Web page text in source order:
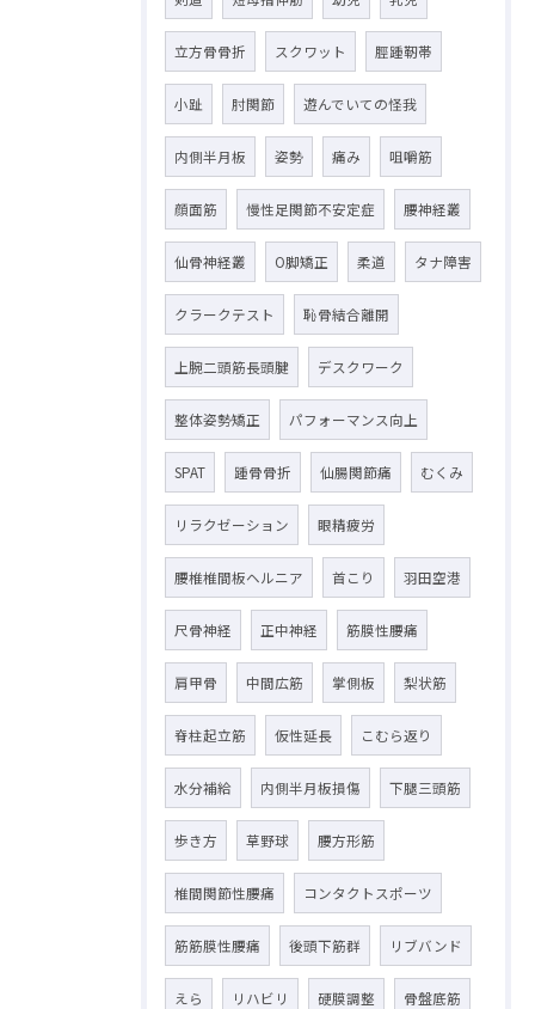
立方骨骨折 スクワット 脛踵靭帯
小趾 肘関節 遊んでいての怪我
内側半月板 姿勢 痛み 咀嚼筋
顔面筋 慢性足関節不安定症 腰神経叢
仙骨神経叢 O脚矯正 柔道 タナ障害
クラークテスト 恥骨結合離開
上腕二頭筋長頭腱 デスクワーク
整体姿勢矯正 パフォーマンス向上
SPAT 踵骨骨折 仙腸関節痛 むくみ
リラクゼーション 眼精疲労
腰椎椎間板ヘルニア 首こり 羽田空港
尺骨神経 正中神経 筋膜性腰痛
肩甲骨 中間広筋 掌側板 梨状筋
脊柱起立筋 仮性延長 こむら返り
水分補給 内側半月板損傷 下腿三頭筋
歩き方 草野球 腰方形筋
椎間関節性腰痛 コンタクトスポーツ
筋筋膜性腰痛 後頭下筋群 リブバンド
えら リハビリ 硬膜調整 骨盤底筋